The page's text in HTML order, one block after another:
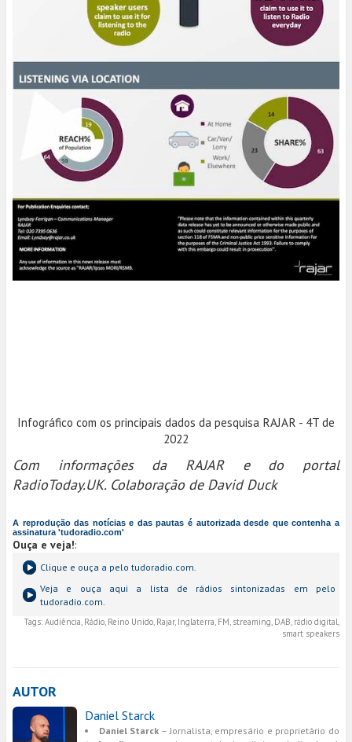
Infográfico com os principais dados da pesquisa RAJAR - 4T de
2022
Com informações da RAJAR e do portal
RadioToday.UK. Colaboração de David Duck
A reprodução das notícias e das pautas é autorizada desde que contenha a
assinatura 'tudoradio.com'
Ouça e veja!:
Clique e ouça a pelo tudoradio.com.
Veja e ouça aqui a lista de rádios sintonizadas em pelo
tudoradio.com.
Tags: Audiência, Rádio, Reino Unido, Rajar, Inglaterra, FM, streaming, DAB, rádio digital,
smart speakers
AUTOR
Daniel Starck
Daniel Starck – Jornalista, empresário e proprietário do